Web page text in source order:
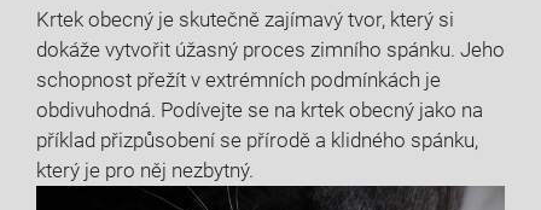
Krtek obecný je skutečně zajímavý tvor, který si
dokáže vytvořit úžasný proces zimního spánku. Jeho
schopnost přežít v extrémních podmínkách je
obdivuhodná. Podívejte se na krtek obecný jako na
příklad přizpůsobení se přírodě a klidného spánku,
který je pro něj nezbytný.